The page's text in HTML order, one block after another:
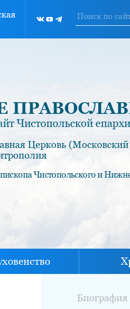
Чистопольской
Церковь
Чистопольского и
Биография